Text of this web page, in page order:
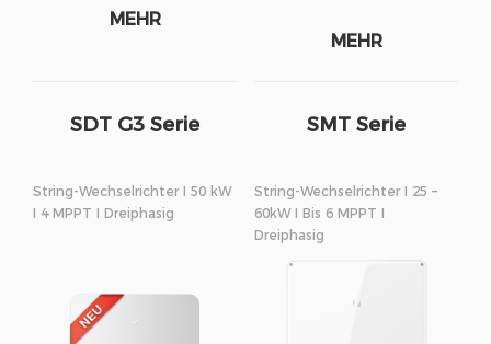
MEHR
MEHR
SDT G3 Serie
String-Wechselrichter I 50 kW
I 4 MPPT I Dreiphasig
SMT Serie
String-Wechselrichter I 25 –
60kW I Bis 6 MPPT I
Dreiphasig